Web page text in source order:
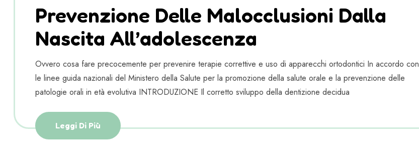
Prevenzione Delle Malocclusioni Dalla
Nascita All’adolescenza
Ovvero cosa fare precocemente per prevenire terapie correttive e uso di apparecchi ortodontici In accordo con
le linee guida nazionali del Ministero della Salute per la promozione della salute orale e la prevenzione delle
patologie orali in età evolutiva INTRODUZIONE Il corretto sviluppo della dentizione decidua
Leggi Di Più